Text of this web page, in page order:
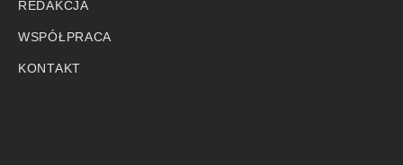
REDAKCJA
WSPÓŁPRACA
KONTAKT